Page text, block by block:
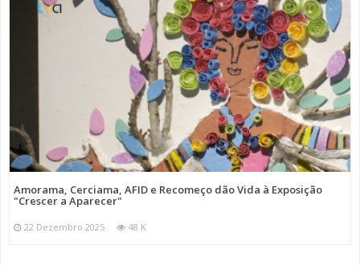
Amorama, Cerciama, AFID e Recomeço dão Vida à Exposição
"Crescer a Aparecer"
22 Dezembro 2025 48 K